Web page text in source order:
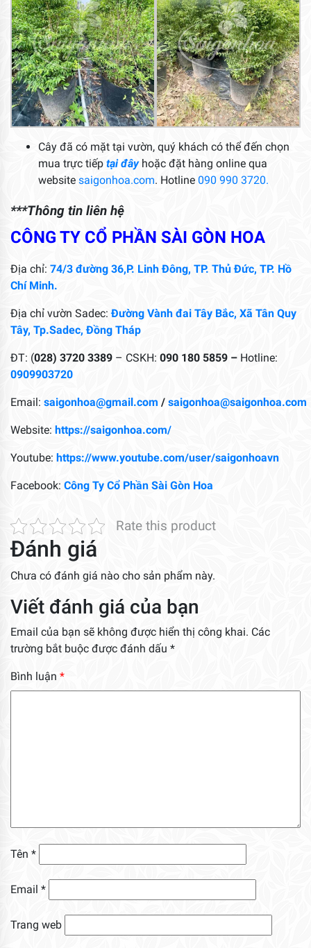
Cây đã có mặt tại vườn, quý khách có thể đến chọn
mua trực tiếp tại đâyhoặc đặt hàng online qua
website saigonhoa.com. Hotline 090 990 3720.
***Thông tin liên hệ
CÔNG TY CỔ PHẦN SÀI GÒN HOA
Địa chỉ: 74/3 đường 36,P. Linh Đông, TP. Thủ Đức, TP. Hồ
Chí Minh.
Địa chỉ vườn Sadec:Đường Vành đai Tây Bắc, Xã Tân Quy
Tây, Tp.Sadec, Đồng Tháp
ĐT: (028) 3720 3389 – CSKH: 090 180 5859 – Hotline:
0909903720
Email: saigonhoa@gmail.com / saigonhoa@saigonhoa.com
Website: https://saigonhoa.com/
Youtube: https://www.youtube.com/user/saigonhoavn
Facebook: Công Ty Cổ Phần Sài Gòn Hoa
Rate this product
Đánh giá
Chưa có đánh giá nào cho sản phẩm này.
Viết đánh giá của bạn
Email của bạn sẽ không được hiển thị công khai. Các
trường bắt buộc được đánh dấu *
Bình luận *
Tên *
Email *
Trang web